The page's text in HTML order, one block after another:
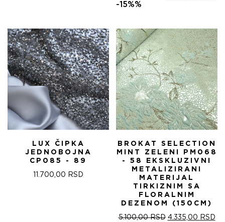
5.100,00 RSD.
-15%%
LUX ČIPKA
JEDNOBOJNA
CP085 - 89
11.700,00 RSD
BROKAT SELECTION
MINT ZELENI PM068
- 58 EKSKLUZIVNI
METALIZIRANI
MATERIJAL
TIRKIZNIM SA
FLORALNIM
DEZENOM (150CM)
5.100,00RSD ОРИГИНАЛНА
4.335,00 RSD